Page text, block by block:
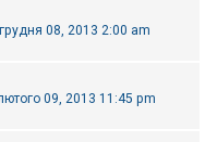
08, 2013 2:00 am
09, 2013 11:45 pm